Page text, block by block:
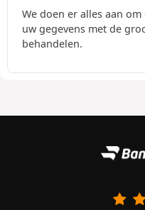
We doen er alles aan
uw gegevens met de
behandelen.